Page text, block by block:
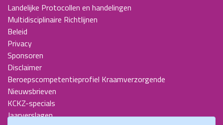
Landelijke Protocollen en handelingen
Multidisciplinaire Richtlijnen
Beleid
Privacy
Sponsoren
Disclaimer
Beroepscompetentieprofiel Kraamverzorgende
Nieuwsbrieven
KCKZ-specials
Jaarverslagen